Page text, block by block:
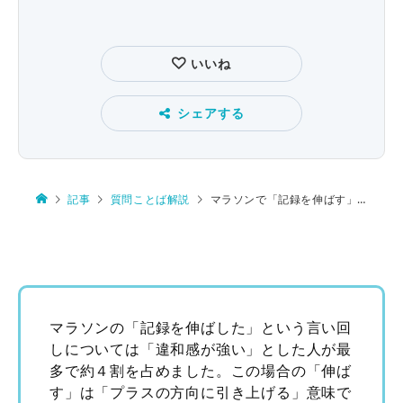
いいね
シェアする
記事 質問ことば解説 マラソンで「記録を伸ばす」と言えるか
マラソンの「記録を伸ばした」という言い回
しについては「違和感が強い」とした人が最
多で約４割を占めました。この場合の「伸ば
す」は「プラスの方向に引き上げる」意味で